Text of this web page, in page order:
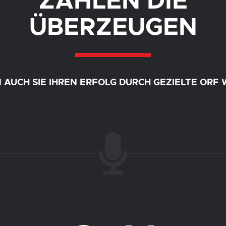
ÜBERZEUGEN
AUCH SIE IHREN ERFOLG DURCH GEZIELTE ORF